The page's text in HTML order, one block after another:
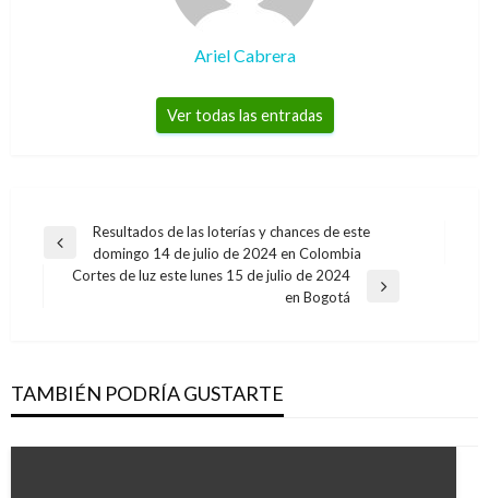
Ariel Cabrera
Ver todas las entradas
Navegación
Entrada
anterior
Resultados de las loterías y chances de este
domingo 14 de julio de 2024 en Colombia
Cortes de luz este lunes 15 de julio de 2024
en Bogotá
TAMBIÉN PODRÍA GUSTARTE